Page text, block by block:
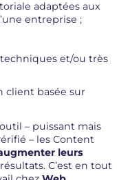
adaptées aux
entreprise ;
et/ou très
client basée sur
– puissant mais
– les Content
leurs
C’est en tout